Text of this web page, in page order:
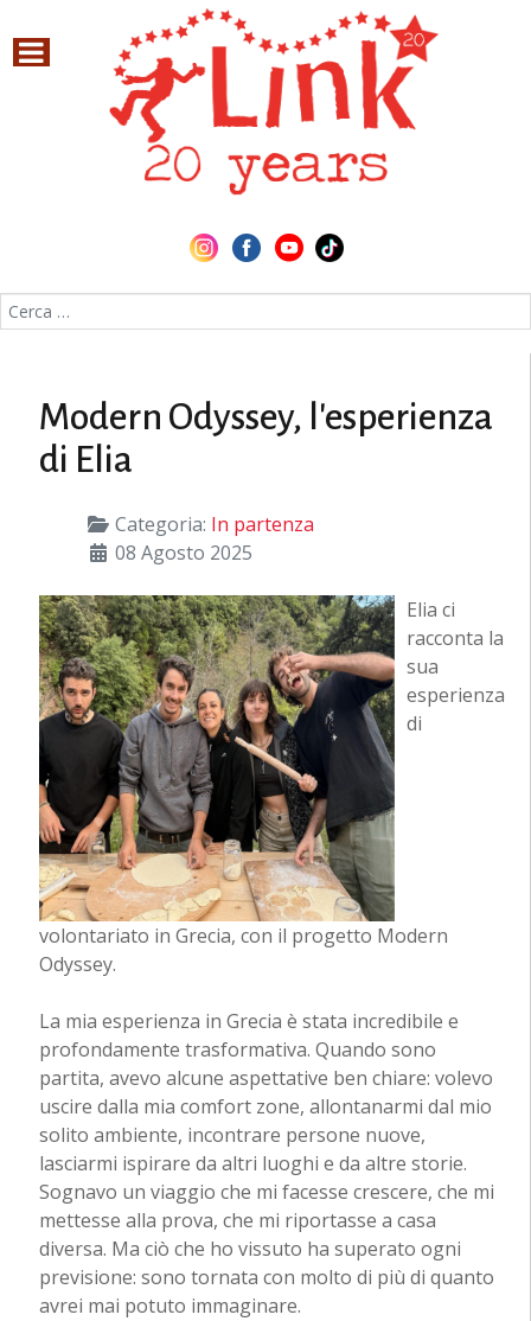
Cerca nel sito
Modern Odyssey, l'esperienza
di Elia
Categoria: In partenza
08 Agosto 2025
Elia ci
racconta la
sua
esperienza
di
volontariato in Grecia, con il progetto Modern
Odyssey.
La mia esperienza in Grecia è stata incredibile e
profondamente trasformativa. Quando sono
partita, avevo alcune aspettative ben chiare: volevo
uscire dalla mia comfort zone, allontanarmi dal mio
solito ambiente, incontrare persone nuove,
lasciarmi ispirare da altri luoghi e da altre storie.
Sognavo un viaggio che mi facesse crescere, che mi
mettesse alla prova, che mi riportasse a casa
diversa. Ma ciò che ho vissuto ha superato ogni
previsione: sono tornata con molto di più di quanto
avrei mai potuto immaginare.